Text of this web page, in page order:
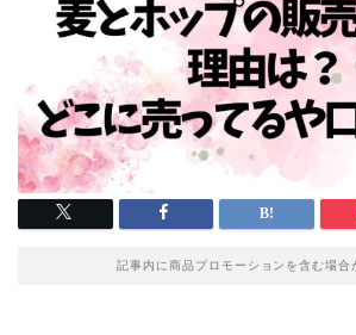
記事内に商品プロモーションを含む場合